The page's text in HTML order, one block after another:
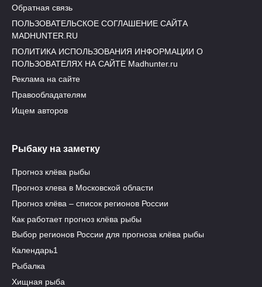
Обратная связь
ПОЛЬЗОВАТЕЛЬСКОЕ СОГЛАШЕНИЕ САЙТА
MADHUNTER.RU
ПОЛИТИКА ИСПОЛЬЗОВАНИЯ ИНФОРМАЦИИ О
ПОЛЬЗОВАТЕЛЯХ НА САЙТЕ Madhunter.ru
Реклама на сайте
Правообладателям
Ищем авторов
Рыбаку на заметку
Прогноз клёва рыбы
Прогноз клева в Московской области
Прогноз клёва – список регионов России
Как работает прогноз клёва рыбы
Выбор регионов России для прогноза клёва рыбы
Календарь1
Рыбалка
Хищная рыба